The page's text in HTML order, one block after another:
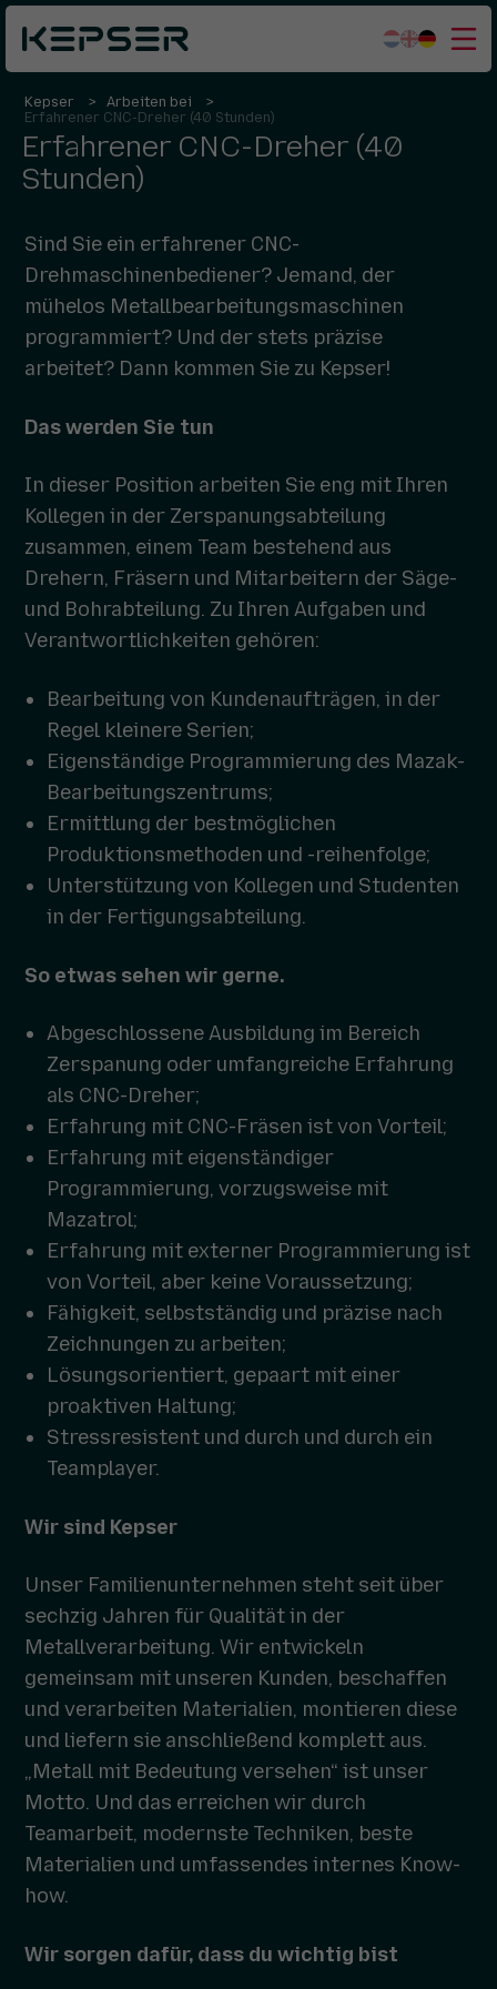
Was wir tun
Sektoren
Arbeiten bei
Kontakt
Kepser
Arbeiten bei
Erfahrener CNC-Dreher (40 Stunden)
Erfahrener CNC-Dreher (40
Stunden)
Sind Sie ein erfahrener CNC-
Drehmaschinenbediener? Jemand, der
mühelos Metallbearbeitungsmaschinen
programmiert? Und der stets präzise
arbeitet? Dann kommen Sie zu Kepser!
Das werden Sie tun
In dieser Position arbeiten Sie eng mit Ihren
Kollegen in der Zerspanungsabteilung
zusammen, einem Team bestehend aus
Drehern, Fräsern und Mitarbeitern der Säge-
und Bohrabteilung. Zu Ihren Aufgaben und
Verantwortlichkeiten gehören:
Bearbeitung von Kundenaufträgen, in der
Regel kleinere Serien;
Eigenständige Programmierung des Mazak-
Bearbeitungszentrums;
Ermittlung der bestmöglichen
Produktionsmethoden und -reihenfolge;
Unterstützung von Kollegen und Studenten
in der Fertigungsabteilung.
So etwas sehen wir gerne.
Abgeschlossene Ausbildung im Bereich
Zerspanung oder umfangreiche Erfahrung
als CNC-Dreher;
Erfahrung mit CNC-Fräsen ist von Vorteil;
Erfahrung mit eigenständiger
Programmierung, vorzugsweise mit
Mazatrol;
Erfahrung mit externer Programmierung ist
von Vorteil, aber keine Voraussetzung;
Fähigkeit, selbstständig und präzise nach
Zeichnungen zu arbeiten;
Lösungsorientiert, gepaart mit einer
proaktiven Haltung;
Stressresistent und durch und durch ein
Teamplayer.
Wir sind Kepser
Unser Familienunternehmen steht seit über
sechzig Jahren für Qualität in der
Metallverarbeitung. Wir entwickeln
gemeinsam mit unseren Kunden, beschaffen
und verarbeiten Materialien, montieren diese
und liefern sie anschließend komplett aus.
„Metall mit Bedeutung versehen“ ist unser
Motto. Und das erreichen wir durch
Teamarbeit, modernste Techniken, beste
Materialien und umfassendes internes Know-
how.
Wir sorgen dafür, dass du wichtig bist